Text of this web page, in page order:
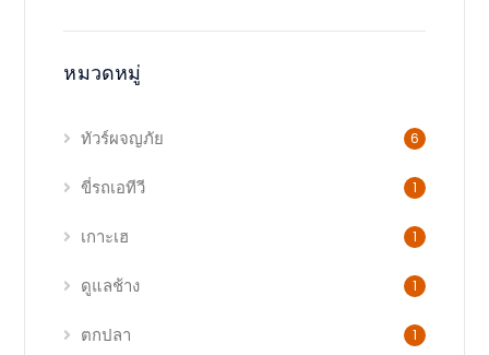
หมวดหมู่
ทัวร์ผจญภัย 6
ขี่รถเอทีวี 1
เกาะเฮ 1
ดูแลช้าง 1
ตกปลา 1